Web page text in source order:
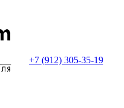
+7 (912) 305-35-19